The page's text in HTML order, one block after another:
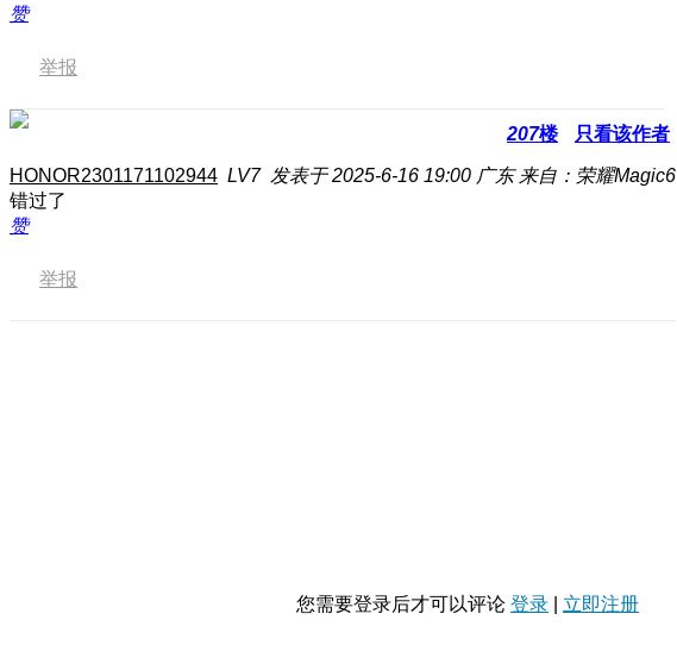
赞
举报
207楼 只看该作者
HONOR2301171102944 LV7 发表于 2025-6-16 19:00 广东 来自：荣耀Magic6
错过了
赞
举报
您需要登录后才可以评论 登录 立即注册